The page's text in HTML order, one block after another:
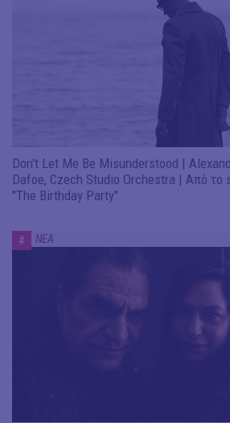
Don't Let Me Be Misunderstood |
Dafoe, Czech Studio Orchestra | Από το
"The Birthday Party"
# ΝΕΑ